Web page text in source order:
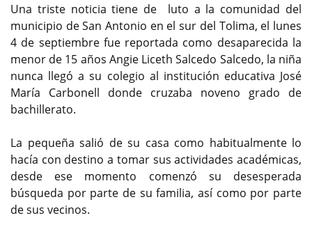
Una triste noticia tiene de luto a la comunidad del
municipio de San Antonio en el sur del Tolima, el lunes
4 de septiembre fue reportada como desaparecida la
menor de 15 años Angie Liceth Salcedo Salcedo, la niña
nunca llegó a su colegio al institución educativa José
María Carbonell donde cruzaba noveno grado de
bachillerato.
La pequeña salió de su casa como habitualmente lo
hacía con destino a tomar sus actividades académicas,
desde ese momento comenzó su desesperada
búsqueda por parte de su familia, así como por parte
de sus vecinos.